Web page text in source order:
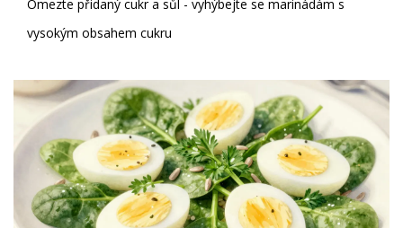
Omezte přidaný cukr a sůl - vyhýbejte se marinádám s
vysokým obsahem cukru